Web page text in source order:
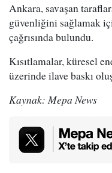
Ankara, savaşan
güvenliğini sağlamak
çağrısında bulundu.
Kısıtlamalar, küresel
üzerinde ilave baskı
Kaynak: Mepa News